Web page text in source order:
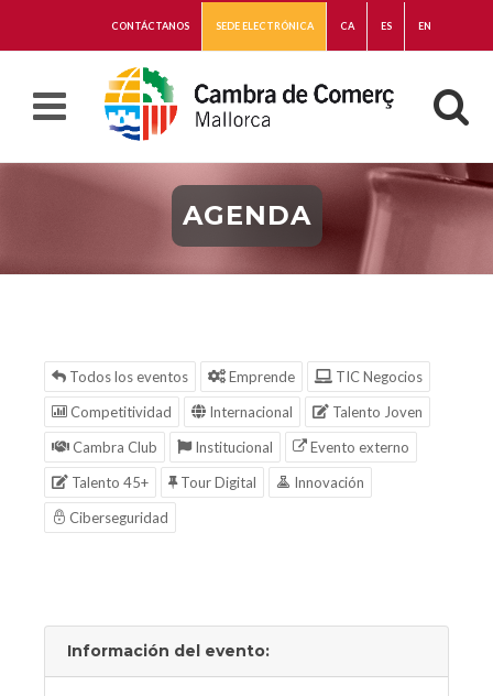
CONTÁCTANOS SEDE ELECTRÓNICA CA ES EN
AGENDA
Todos los eventos Emprende
TIC Negocios
Competitividad
Internacional
Talento Joven
Cambra Club
Institucional
Evento externo
Talento 45+
Tour Digital
Innovación
Ciberseguridad
Información del evento: